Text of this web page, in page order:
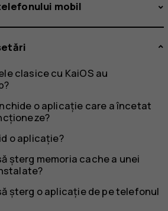
mobil
clasice cu KaiOS au
o aplicație care a încetat
o aplicație?
șterg memoria cache a unei
șterg o aplicație de pe telefonul